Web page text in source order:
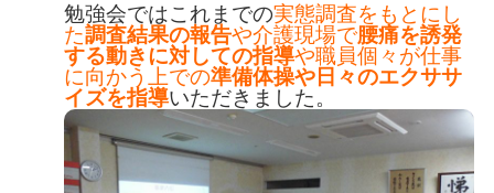
勉強会ではこれまでの実態調査をもとにし
た調査結果の報告や介護現場で腰痛を誘発
する動きに対しての指導や職員個々が仕事
に向かう上での準備体操や日々のエクササ
イズを指導いただきました。